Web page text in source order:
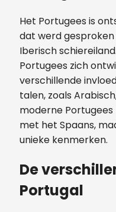
Het Portugees is
dat werd
Iberisch
Portugees zich
verschillende
talen, zoals
moderne
met het Spaans,
unieke kenmerken.
De
Portugal